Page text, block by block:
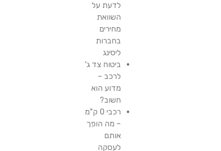
לדעת על
השוואת
מחירים
בחברות
ליסינג
ביטוח צד ג'
לרכב –
מדוע הוא
חשוב?
רכבי 0 ק"מ
– מה הופך
אותם
לעסקה